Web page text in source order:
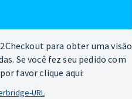
para obter uma visão
Se você fez seu pedido com
favor clique aqui:
URL